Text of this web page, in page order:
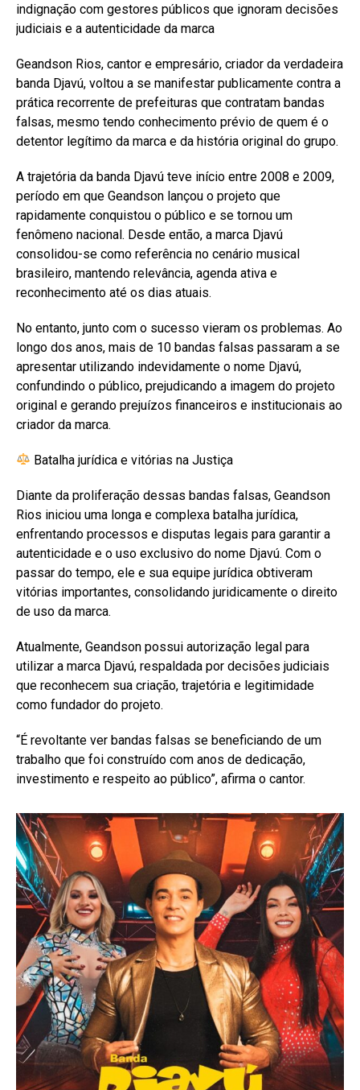
indignação com gestores públicos que ignoram decisões
judiciais e a autenticidade da marca
Geandson Rios, cantor e empresário, criador da verdadeira
banda Djavú, voltou a se manifestar publicamente contra a
prática recorrente de prefeituras que contratam bandas
falsas, mesmo tendo conhecimento prévio de quem é o
detentor legítimo da marca e da história original do grupo.
A trajetória da banda Djavú teve início entre 2008 e 2009,
período em que Geandson lançou o projeto que
rapidamente conquistou o público e se tornou um
fenômeno nacional. Desde então, a marca Djavú
consolidou-se como referência no cenário musical
brasileiro, mantendo relevância, agenda ativa e
reconhecimento até os dias atuais.
No entanto, junto com o sucesso vieram os problemas. Ao
longo dos anos, mais de 10 bandas falsas passaram a se
apresentar utilizando indevidamente o nome Djavú,
confundindo o público, prejudicando a imagem do projeto
original e gerando prejuízos financeiros e institucionais ao
criador da marca.
Batalha jurídica e vitórias na Justiça
Diante da proliferação dessas bandas falsas, Geandson
Rios iniciou uma longa e complexa batalha jurídica,
enfrentando processos e disputas legais para garantir a
autenticidade e o uso exclusivo do nome Djavú. Com o
passar do tempo, ele e sua equipe jurídica obtiveram
vitórias importantes, consolidando juridicamente o direito
de uso da marca.
Atualmente, Geandson possui autorização legal para
utilizar a marca Djavú, respaldada por decisões judiciais
que reconhecem sua criação, trajetória e legitimidade
como fundador do projeto.
“É revoltante ver bandas falsas se beneficiando de um
trabalho que foi construído com anos de dedicação,
investimento e respeito ao público”, afirma o cantor.